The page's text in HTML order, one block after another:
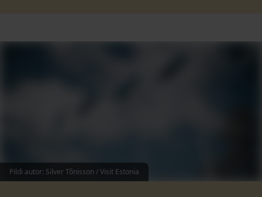
Pildi autor: Silver Tõnisson / Visit Estonia